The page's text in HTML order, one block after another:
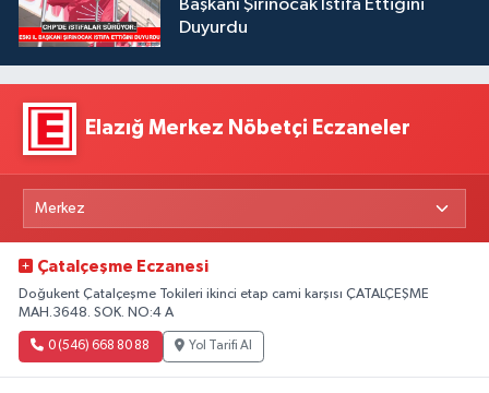
Başkanı Şirinocak İstifa Ettiğini
Duyurdu
Elazığ Merkez Nöbetçi Eczaneler
Çatalçeşme Eczanesi
Doğukent Çatalçeşme Tokileri ikinci etap cami karşısı ÇATALÇEŞME
MAH.3648. SOK. NO:4 A
0 (546) 668 80 88 Yol Tarifi Al